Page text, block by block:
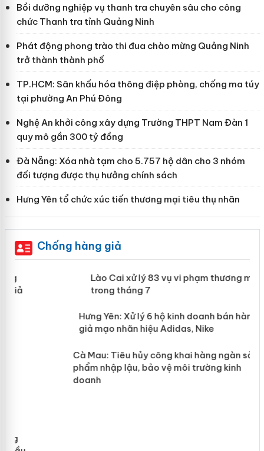
Bồi dưỡng nghiệp vụ thanh tra chuyên sâu cho công
chức Thanh tra tỉnh Quảng Ninh
Phát động phong trào thi đua chào mừng Quảng Ninh
trở thành thành phố
TP.HCM: Sân khấu hóa thông điệp phòng, chống ma túy
tại phường An Phú Đông
Nghệ An khởi công xây dựng Trường THPT Nam Đàn 1
quy mô gần 300 tỷ đồng
Đà Nẵng: Xóa nhà tạm cho 5.757 hộ dân cho 3 nhóm
đối tượng được thụ hưởng chính sách
Hưng Yên tổ chức xúc tiến thương mại tiêu thụ nhãn
Chống hàng giả
Lào Cai xử lý 83 vụ vi phạm thương
mại trong tháng 7
Hưng Yên: Xử lý 6 hộ kinh doanh bán
hàng giả mạo nhãn hiệu Adidas, Nike